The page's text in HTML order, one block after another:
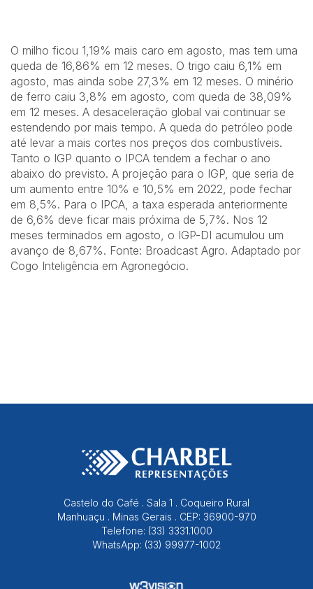
O milho ficou 1,19% mais caro em agosto, mas tem uma
queda de 16,86% em 12 meses. O trigo caiu 6,1% em
agosto, mas ainda sobe 27,3% em 12 meses. O minério
de ferro caiu 3,8% em agosto, com queda de 38,09%
em 12 meses. A desaceleração global vai continuar se
estendendo por mais tempo. A queda do petróleo pode
até levar a mais cortes nos preços dos combustíveis.
Tanto o IGP quanto o IPCA tendem a fechar o ano
abaixo do previsto. A projeção para o IGP, que seria de
um aumento entre 10% e 10,5% em 2022, pode fechar
em 8,5%. Para o IPCA, a taxa esperada anteriormente
de 6,6% deve ficar mais próxima de 5,7%. Nos 12
meses terminados em agosto, o IGP-DI acumulou um
avanço de 8,67%. Fonte: Broadcast Agro. Adaptado por
Cogo Inteligência em Agronegócio.
Castelo do Café . Sala 1 . Coqueiro Rural
Manhuaçu . Minas Gerais . CEP: 36900-970
Telefone: (33) 3331.1000
WhatsApp: (33) 99977-1002